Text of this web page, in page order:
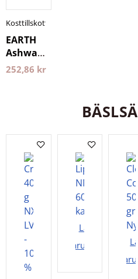
Kosttillskott
EARTH
Ashwagandha
120
252,86 kr
Lägg i
varukorgen